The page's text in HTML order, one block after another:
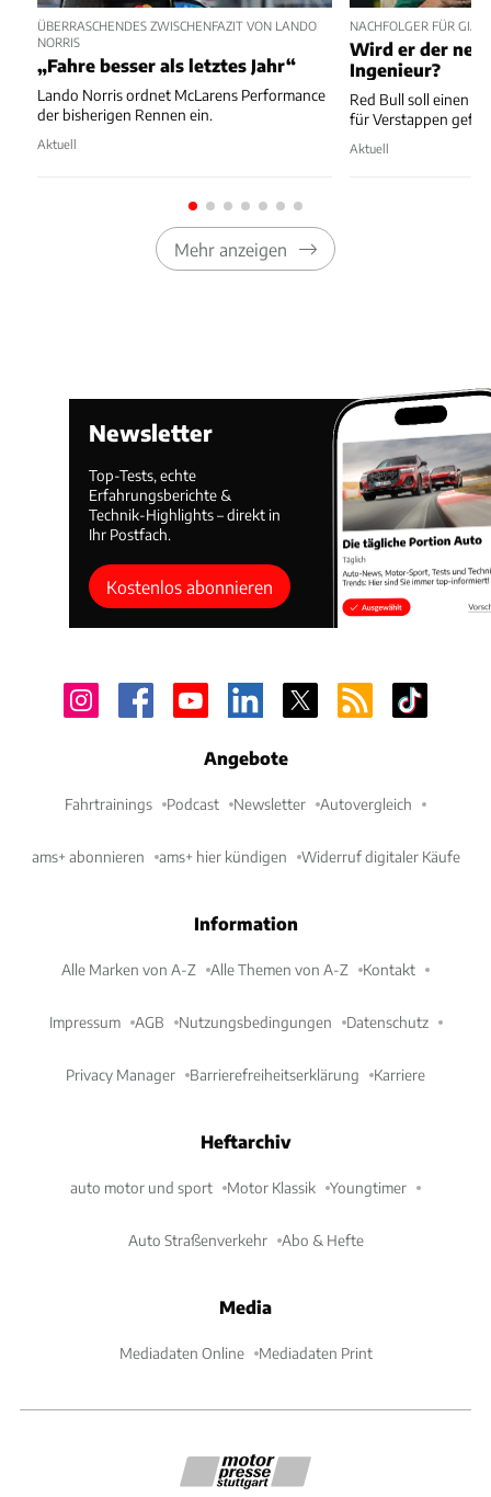
ÜBERRASCHENDES ZWISCHENFAZIT VON LANDO
NORRIS
„Fahre besser als letztes Jahr“
Lando Norris ordnet McLarens Performance
der bisherigen Rennen ein.
Aktuell
NACHFOLGER FÜR
Wird er der
Ingenieur?
Red Bull soll einen
für Verstappen
Aktuell
Mehr anzeigen
Newsletter
Top-Tests, echte
Erfahrungsberichte &
Technik-Highlights – direkt in
Ihr Postfach.
Kostenlos abonnieren
Angebote
Fahrtrainings Podcast Newsletter Autovergleich
ams+ abonnieren ams+ hier kündigen Widerruf digitaler Käufe
Information
Alle Marken von A-Z Alle Themen von A-Z Kontakt
Impressum AGB Nutzungsbedingungen Datenschutz
Privacy Manager Barrierefreiheitserklärung Karriere
Heftarchiv
auto motor und sport Motor Klassik Youngtimer
Auto Straßenverkehr Abo & Hefte
Media
Mediadaten Online Mediadaten Print